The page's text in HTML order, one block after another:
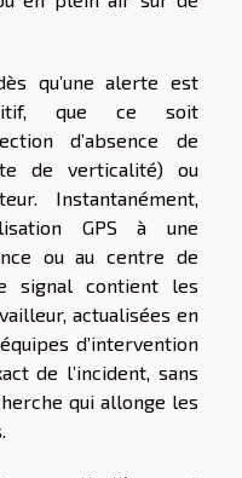
qu’une alerte est
que ce soit
d’absence de
de verticalité) ou
Instantanément,
GPS à une
ou au centre de
signal contient les
actualisées en
d’intervention
de l’incident, sans
qui allonge les